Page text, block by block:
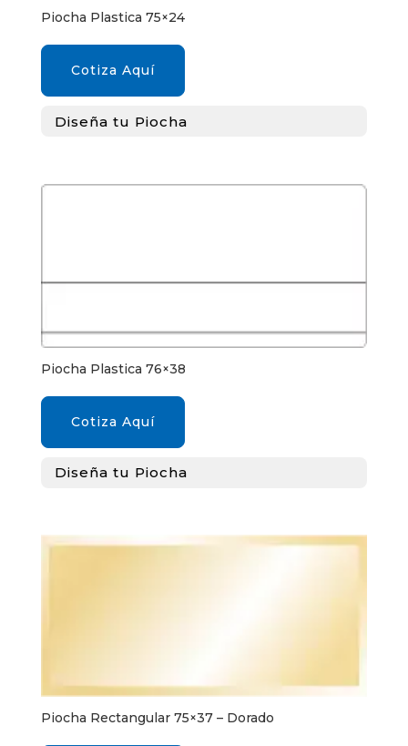
Piocha Plastica 75×24
Cotiza Aquí
Diseña tu Piocha
Piocha Plastica 76×38
Cotiza Aquí
Diseña tu Piocha
Piocha Rectangular 75×37 – Dorado